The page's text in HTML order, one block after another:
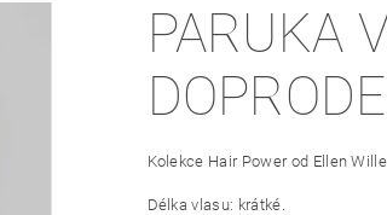
PARUKA
Kolekce Hair Power od Ellen Wille.
Délka vlasu: krátké.